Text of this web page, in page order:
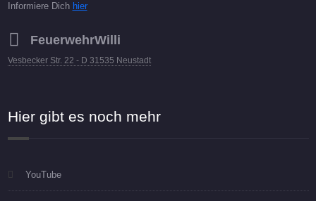
Informiere Dich hier
FeuerwehrWilli
Vesbecker Str. 22 - D 31535 Neustadt
Hier gibt es noch mehr
YouTube